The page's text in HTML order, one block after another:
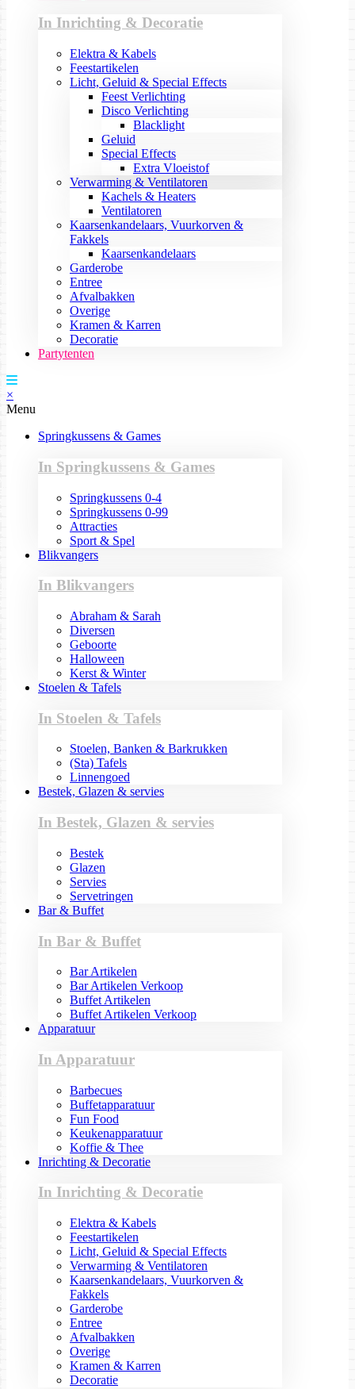
In Inrichting & Decoratie
Elektra & Kabels
Feestartikelen
Licht, Geluid & Special Effects
Feest Verlichting
Disco Verlichting
Blacklight
Geluid
Special Effects
Extra Vloeistof
Verwarming & Ventilatoren
Kachels & Heaters
Ventilatoren
Kaarsenkandelaars, Vuurkorven &
Fakkels
Kaarsenkandelaars
Garderobe
Entree
Afvalbakken
Overige
Kramen & Karren
Decoratie
Partytenten
×
Menu
Springkussens & Games
In Springkussens & Games
Springkussens 0-4
Springkussens 0-99
Attracties
Sport & Spel
Blikvangers
In Blikvangers
Abraham & Sarah
Diversen
Geboorte
Halloween
Kerst & Winter
Stoelen & Tafels
In Stoelen & Tafels
Stoelen, Banken & Barkrukken
(Sta) Tafels
Linnengoed
Bestek, Glazen & servies
In Bestek, Glazen & servies
Bestek
Glazen
Servies
Servetringen
Bar & Buffet
In Bar & Buffet
Bar Artikelen
Bar Artikelen Verkoop
Buffet Artikelen
Buffet Artikelen Verkoop
Apparatuur
In Apparatuur
Barbecues
Buffetapparatuur
Fun Food
Keukenapparatuur
Koffie & Thee
Inrichting & Decoratie
In Inrichting & Decoratie
Elektra & Kabels
Feestartikelen
Licht, Geluid & Special Effects
Verwarming & Ventilatoren
Kaarsenkandelaars, Vuurkorven &
Fakkels
Garderobe
Entree
Afvalbakken
Overige
Kramen & Karren
Decoratie